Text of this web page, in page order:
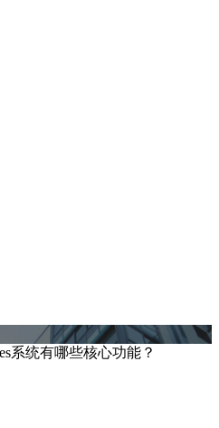
系统有哪些核心功能？